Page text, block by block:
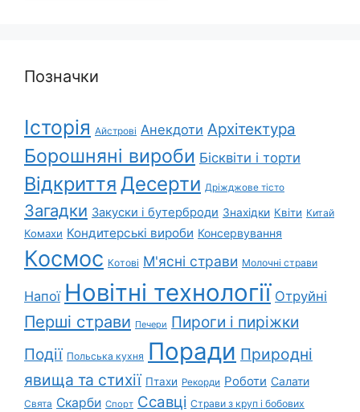
Позначки
Історія Айстрові Анекдоти Архітектура
Борошняні вироби Бісквіти і торти
Відкриття Десерти Дріжджове тісто
Загадки Закуски і бутерброди Знахідки Квіти Китай
Комахи Кондитерські вироби Консервування
Космос Котові М'ясні страви Молочні страви
Напої Новітні технології Отруйні
Перші страви Печери Пироги і пиріжки
Події Польська кухня Поради Природні
явища та стихії Птахи Рекорди Роботи Салати
Свята Скарби Спорт Ссавці Страви з круп і бобових